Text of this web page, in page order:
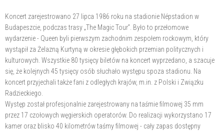
Koncert zarejestrowano 27 lipca 1986 roku na stadionie Népstadion w
Budapeszcie, podczas trasy „The Magic Tour”. Było to przełomowe
wydarzenie - Queen byli pierwszym zachodnim zespołem rockowym, który
wystąpił za Żelazną Kurtyną w okresie głębokich przemian politycznych i
kulturowych. Wszystkie 80 tysięcy biletów na koncert wyprzedano, a szacuje
się, że kolejnych 45 tysięcy osób słuchało występu spoza stadionu. Na
koncert przyjechali także fani z odległych krajów, m.in. z Polski i Związku
Radzieckiego.
Występ został profesjonalnie zarejestrowany na taśmie filmowej 35 mm
przez 17 czołowych węgierskich operatorów. Do realizacji wykorzystano 17
kamer oraz blisko 40 kilometrów taśmy filmowej - cały zapas dostępny